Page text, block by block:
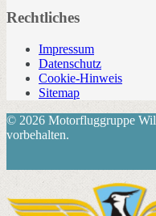
Rechtliches
Impressum
Datenschutz
Cookie-Hinweis
Sitemap
© 2026 Motorfluggruppe
vorbehalten.